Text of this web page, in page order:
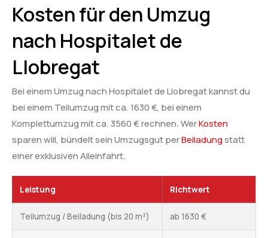
Kosten für den Umzug
nach Hospitalet de
Llobregat
Bei einem Umzug nach Hospitalet de Llobregat kannst du
bei einem Teilumzug mit ca. 1630 €, bei einem
Komplettumzug mit ca. 3560 € rechnen. WerKosten
sparen will, bündelt sein Umzugsgut perBeiladungstatt
einer exklusiven Alleinfahrt.
Leistung Richtwert
Teilumzug / Beiladung (bis 20 m³) ab 1630 €